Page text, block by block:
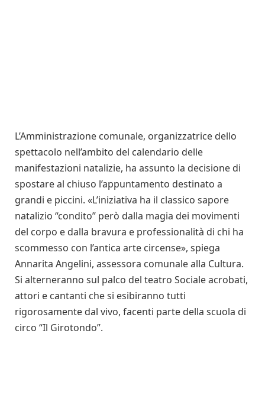
L’Amministrazione comunale, organizzatrice dello
spettacolo nell’ambito del calendario delle
manifestazioni natalizie, ha assunto la decisione di
spostare al chiuso l’appuntamento destinato a
grandi e piccini. «L’iniziativa ha il classico sapore
natalizio “condito” però dalla magia dei movimenti
del corpo e dalla bravura e professionalità di chi ha
scommesso con l’antica arte circense», spiega
Annarita Angelini, assessora comunale alla Cultura.
Si alterneranno sul palco del teatro Sociale acrobati,
attori e cantanti che si esibiranno tutti
rigorosamente dal vivo, facenti parte della scuola di
circo “Il Girotondo”.